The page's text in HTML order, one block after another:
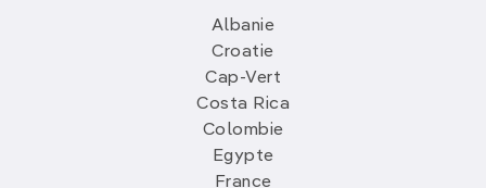
Albanie
Croatie
Cap-Vert
Costa Rica
Colombie
Egypte
France